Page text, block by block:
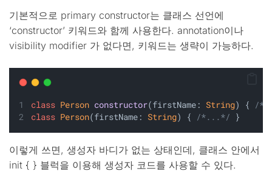
기본적으로 primary constructor는 클래스 선언에
‘constructor’ 키워드와 함께 사용한다. annotation이나
visibility modifier 가 없다면, 키워드는 생략이 가능하다.
class Person constructor(firstName: String) { /
class Person(firstName: String) { /*...*/ }
이렇게 쓰면, 생성자 바디가 없는 상태인데, 클래스 안에서
init { } 블럭을 이용해 생성자 코드를 사용할 수 있다.